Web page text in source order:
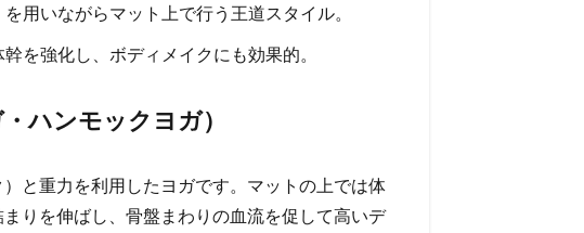
用いながらマット上で行う王道スタイル。
を強化し、ボディメイクにも効果的。
ハンモックヨガ）
と重力を利用したヨガです。マットの上では体
りを伸ばし、骨盤まわりの血流を促して高いデ